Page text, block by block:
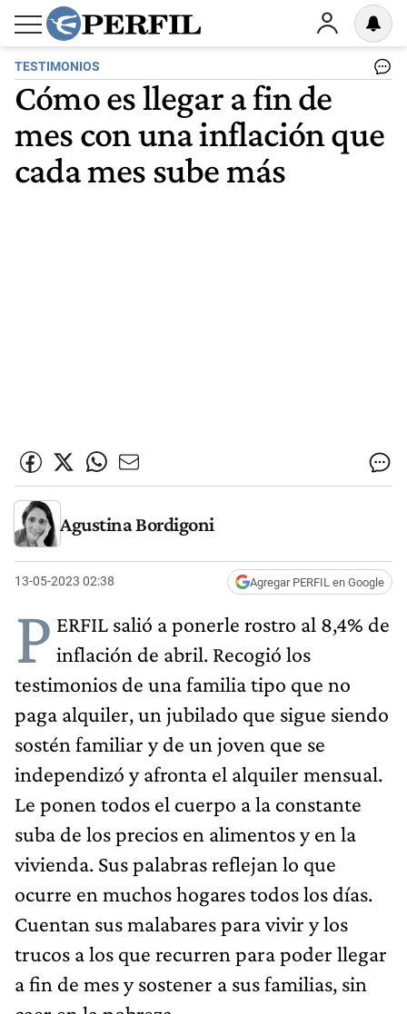
TESTIMONIOS
Cómo es llegar a fin de
mes con una inflación que
cada mes sube más
Agustina Bordigoni
13-05-2023 02:38 Agregar PERFIL en Google
P ERFIL salió a ponerle rostro al 8,4% de
inflación de abril. Recogió los
testimonios de una familia tipo que no
paga alquiler, un jubilado que sigue siendo
sostén familiar y de un joven que se
independizó y afronta el alquiler mensual.
Le ponen todos el cuerpo a la constante
suba de los precios en alimentos y en la
vivienda. Sus palabras reflejan lo que
ocurre en muchos hogares todos los días.
Cuentan sus malabares para vivir y los
trucos a los que recurren para poder llegar
a fin de mes y sostener a sus familias, sin